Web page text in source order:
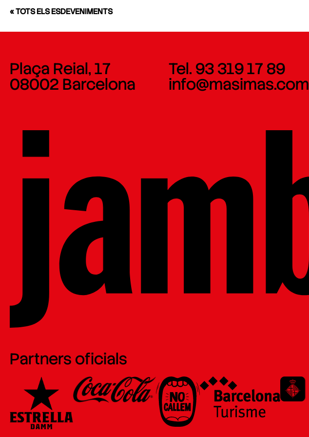
« TOTS ELS ESDEVENIMENTS
Plaça Reial, 17
08002 Barcelona
Tel. 93 319 17 89
info@masimas.com
Partners oficials